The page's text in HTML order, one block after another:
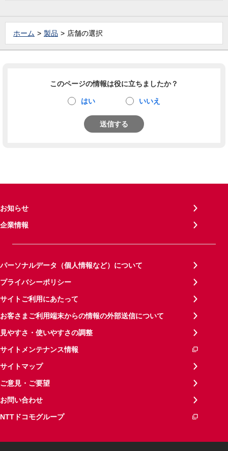
ホーム 製品 店舗の選択
このページの情報は役に立ちましたか？
はい いいえ
送信する
お知らせ
企業情報
パーソナルデータ（個人情報など）について
プライバシーポリシー
サイトご利用にあたって
お客さまご利用端末からの情報の外部送信について
見やすさ・使いやすさの調整
サイトメンテナンス情報
サイトマップ
ご意見・ご要望
お問い合わせ
NTTドコモグループ